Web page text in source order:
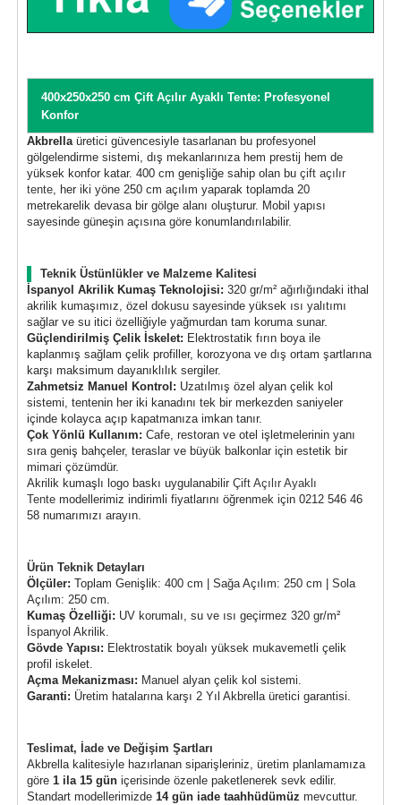
400x250x250 cm Çift Açılır Ayaklı Tente: Profesyonel
Konfor
Akbrellaüretici güvencesiyle tasarlanan bu profesyonel
gölgelendirme sistemi, dış mekanlarınıza hem prestij hem de
yüksek konfor katar. 400 cm genişliğe sahip olan bu çift açılır
tente, her iki yöne 250 cm açılım yaparak toplamda 20
metrekarelik devasa bir gölge alanı oluşturur. Mobil yapısı
sayesinde güneşin açısına göre konumlandırılabilir.
Teknik Üstünlükler ve Malzeme Kalitesi
İspanyol Akrilik Kumaş Teknolojisi: 320 gr/m² ağırlığındaki ithal
akrilik kumaşımız, özel dokusu sayesinde yüksek ısı yalıtımı
sağlar ve su itici özelliğiyle yağmurdan tam koruma sunar.
Güçlendirilmiş Çelik İskelet: Elektrostatik fırın boya ile
kaplanmış sağlam çelik profiller, korozyona ve dış ortam şartlarına
karşı maksimum dayanıklılık sergiler.
Zahmetsiz Manuel Kontrol: Uzatılmış özel alyan çelik kol
sistemi, tentenin her iki kanadını tek bir merkezden saniyeler
içinde kolayca açıp kapatmanıza imkan tanır.
Çok Yönlü Kullanım: Cafe, restoran ve otel işletmelerinin yanı
sıra geniş bahçeler, teraslar ve büyük balkonlar için estetik bir
mimari çözümdür.
Akrilik kumaşlı logo baskı uygulanabilir Çift Açılır Ayaklı
Tentemodellerimiz indirimli fiyatlarını öğrenmek için 0212 546 46
58 numarımızı arayın.
Ürün Teknik Detayları
Ölçüler: Toplam Genişlik: 400 cm | Sağa Açılım: 250 cm | Sola
Açılım: 250 cm.
Kumaş Özelliği: UV korumalı, su ve ısı geçirmez 320 gr/m²
İspanyol Akrilik.
Gövde Yapısı: Elektrostatik boyalı yüksek mukavemetli çelik
profil iskelet.
Açma Mekanizması: Manuel alyan çelik kol sistemi.
Garanti: Üretim hatalarına karşı 2 Yıl Akbrella üretici garantisi.
Teslimat, İade ve Değişim Şartları
Akbrella kalitesiyle hazırlanan siparişleriniz, üretim planlamamıza
göre 1 ila 15 güniçerisinde özenle paketlenerek sevk edilir.
Standart modellerimizde 14 gün iade taahhüdümüz mevcuttur.